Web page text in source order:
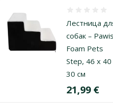
Лестница
собак –
Foam Pets
Step, 46 x
30 см
Цена
21,99 €